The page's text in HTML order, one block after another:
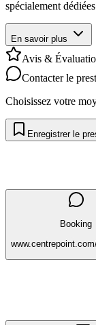
spécialement
En savoir plus
Avis &
Contacter le
Choisissez votre
Enregistrer le
Booking